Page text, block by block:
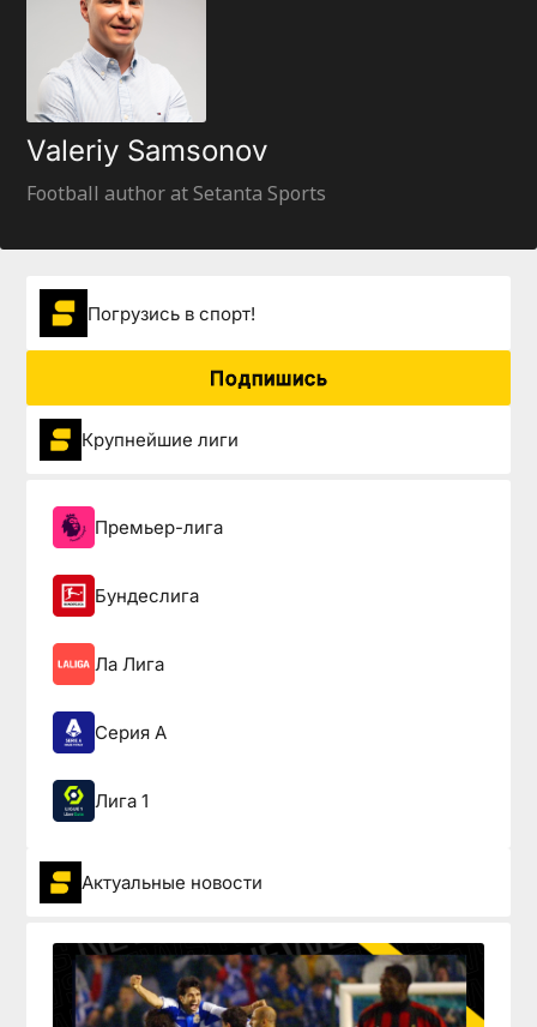
Valeriy Samsonov
Football author at Setanta Sports
Погрузиcь в спорт!
Подпишись
Крупнейшие лиги
Премьер-лига
Бундеслига
Ла Лига
Серия А
Лига 1
Актуальные новости